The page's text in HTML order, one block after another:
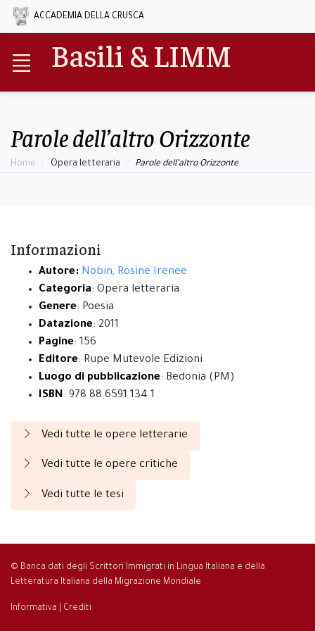
ACCADEMIA DELLA CRUSCA
Basili & LIMM
Parole dell’altro Orizzonte
Home Opera letteraria Parole dell’altro Orizzonte
Informazioni
Autore: Nobin, Rosine Irenee
Categoria: Opera letteraria
Genere: Poesia
Datazione: 2011
Pagine: 156
Editore: Rupe Mutevole Edizioni
Luogo di pubblicazione: Bedonia (PM)
ISBN: 978 88 6591 134 1
Vedi tutte le opere letterarie
Vedi tutte le opere critiche
Vedi tutte le tesi
© Banca dati degli Scrittori Immigrati in Lingua Italiana e della
Letteratura Italiana della Migrazione Mondiale
Informativa Crediti